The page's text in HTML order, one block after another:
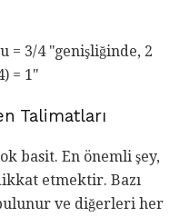
= 3/4 "genişliğinde, 2
= 1"
Talimatları
basit. En önemli şey,
etmektir. Bazı
ve diğerleri her